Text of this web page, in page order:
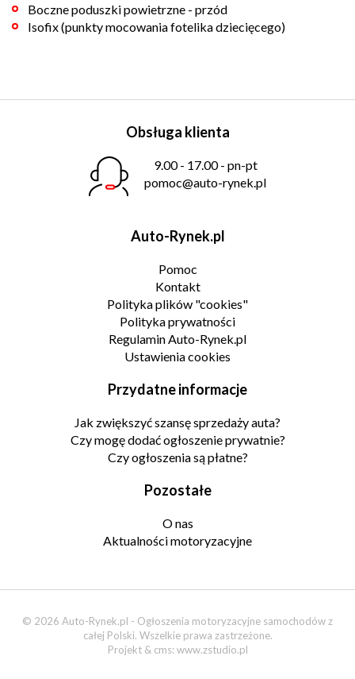
Boczne poduszki powietrzne - przód
Isofix (punkty mocowania fotelika dziecięcego)
Obsługa klienta
9.00 - 17.00 - pn-pt
pomoc@auto-rynek.pl
Auto-Rynek.pl
Pomoc
Kontakt
Polityka plików "cookies"
Polityka prywatności
Regulamin Auto-Rynek.pl
Ustawienia cookies
Przydatne informacje
Jak zwiększyć szansę sprzedaży auta?
Czy mogę dodać ogłoszenie prywatnie?
Czy ogłoszenia są płatne?
Pozostałe
O nas
Aktualności motoryzacyjne
© 2026 Auto-Rynek.pl - Ogłoszenia motoryzacyjne samochodów z
całej Polski. Wszelkie prawa zastrzeżone.
Projekt & cms: www.zstudio.pl